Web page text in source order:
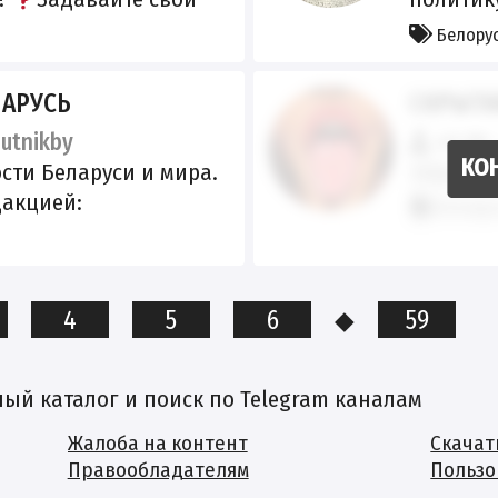
писать
Беларуси и мира.
Реестр РКН:
40.8K
https://
4 5 6 ◆ 59
каталог и поиск по Telegram каналам
Жалоба на контент
Правообладателям